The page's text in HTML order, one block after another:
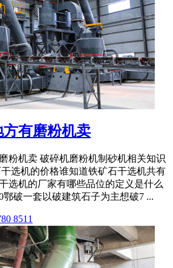
方有磨粉机卖
粉机卖 破碎机磨粉机制砂机相关知识
选机的价格谁知道铁矿石干选机共有
选机的厂家有哪些品位的定义是什么
鄂破一套以破建筑石子为主想破7 ...
8511